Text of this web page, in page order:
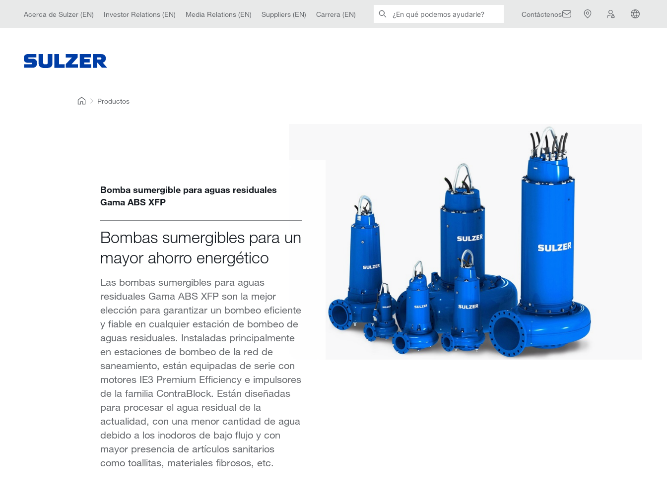
Contáctenos
Acerca de Sulzer (EN) Investor Relations (EN) Media Relations (EN) Suppliers (EN) Carrera (EN)
Productos
Bomba sumergible para aguas residuales
Gama ABS XFP
Bombas sumergibles para un
mayor ahorro energético
Las bombas sumergibles para aguas
residuales Gama ABS XFP son la mejor
elección para garantizar un bombeo eficiente
y fiable en cualquier estación de bombeo de
aguas residuales. Instaladas principalmente
en estaciones de bombeo de la red de
saneamiento, están equipadas de serie con
motores IE3 Premium Efficiency e impulsores
de la familia ContraBlock. Están diseñadas
para procesar el agua residual de la
actualidad, con una menor cantidad de agua
debido a los inodoros de bajo flujo y con
mayor presencia de artículos sanitarios
como toallitas, materiales fibrosos, etc.